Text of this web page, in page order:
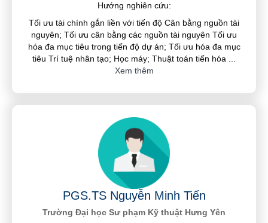
Hướng nghiên cứu:
Tối ưu tài chính gắn liền với tiến độ Cân bằng nguồn tài
nguyên; Tối ưu cân bằng các nguồn tài nguyên Tối ưu
hóa đa mục tiêu trong tiến độ dự án; Tối ưu hóa đa mục
tiêu Trí tuệ nhân tạo; Học máy; Thuật toán tiến hóa
Xem thêm
PGS.TS Nguyễn Minh Tiến
Trường Đại học Sư phạm Kỹ thuật Hưng Yên